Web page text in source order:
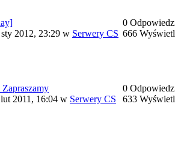
2012, 23:29 w Serwery CS
0
666
2011, 16:04 w Serwery CS
0
633